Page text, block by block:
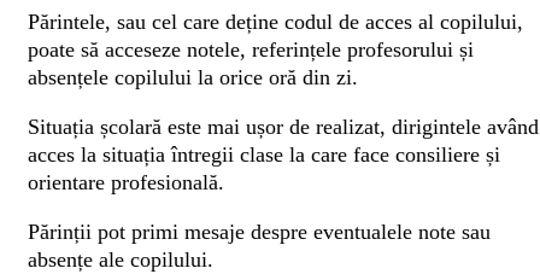
Părintele, sau cel care deține codul de acces al copilului,
poate să acceseze notele, referințele profesorului și
absențele copilului la orice oră din zi.
Situația școlară este mai ușor de realizat, dirigintele având
acces la situația întregii clase la care face consiliere și
orientare profesională.
Părinții pot primi mesaje despre eventualele note sau
absențe ale copilului.